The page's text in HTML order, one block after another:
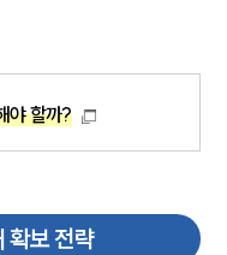
야 할까?
확보 전략